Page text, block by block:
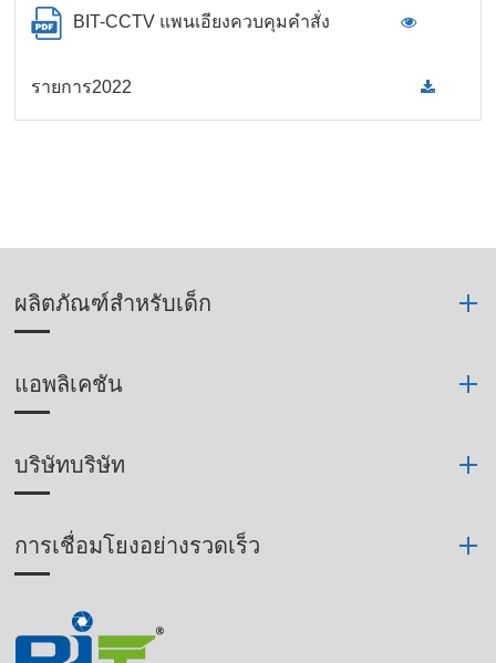
BIT-CCTV แพนเอียงควบคุมคำสั่ง
รายการ2022
ผลิตภัณฑ์สำหรับเด็ก
แอพลิเคชัน
บริษัทบริษัท
การเชื่อมโยงอย่างรวดเร็ว